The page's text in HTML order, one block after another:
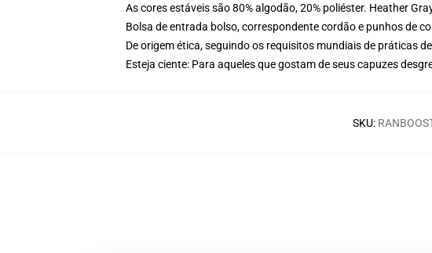
As cores estáveis são 80% algodão, 20% poliéster. Heather
Bolsa de entrada bolso, correspondente cordão e punhos de
De origem ética, seguindo os requisitos mundiais de práticas
Esteja ciente: Para aqueles que gostam de seus capuzes
SKU: